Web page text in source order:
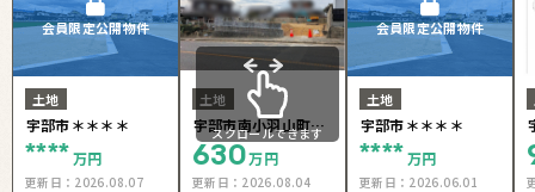
会員限定公開物件
土地
宇部市＊＊＊＊
****万円
更新日： 2026.08.07
土地
宇部市南小羽山町二
丁目
630万円
更新日： 2026.08.04
会員限定公開物件
土地
宇部市＊＊＊＊
****万円
更新日： 2026.06.01
スクロールできます